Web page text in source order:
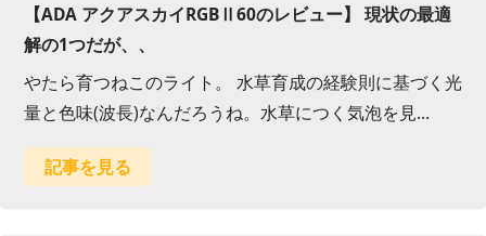
【ADA アクアスカイRGBⅡ60のレビュー】 現状の最適
解の1つだが、、
やたら育つねこのライト。 水草育成の経験則に基づく光
量と色味(波長)なんだろうね。水草につく気泡を見…
記事を見る